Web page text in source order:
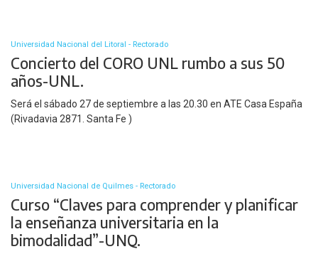
Universidad Nacional del Litoral - Rectorado
Concierto del CORO UNL rumbo a sus 50
años-UNL.
Será el sábado 27 de septiembre a las 20.30 en ATE Casa España
(Rivadavia 2871. Santa Fe )
Universidad Nacional de Quilmes - Rectorado
Curso “Claves para comprender y planificar
la enseñanza universitaria en la
bimodalidad”-UNQ.